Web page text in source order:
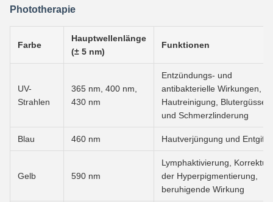
Phototherapie
Farbe
Hauptwellenlänge
(± 5 nm)
Funktionen
UV-
Strahlen
365 nm, 400 nm,
430 nm
Entzündungs- und
antibakterielle Wirkungen,
Hautreinigung, Blutergüsse
und Schmerzlinderung
Blau 460 nm Hautverjüngung und
Gelb 590 nm
Lymphaktivierung, Korrektur
der Hyperpigmentierung,
beruhigende Wirkung